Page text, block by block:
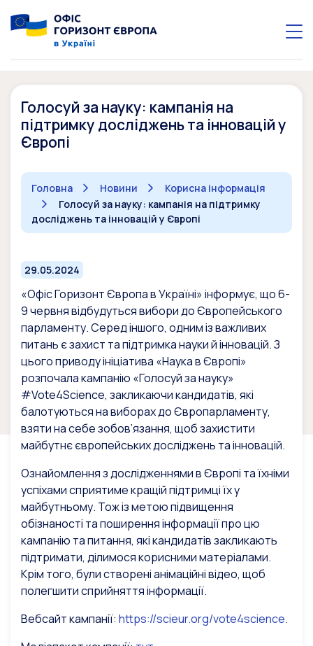
Голосуй за науку: кампанія на
підтримку досліджень та інновацій у
Європі
Головна Новини
Корисна інформація
Голосуй за науку: кампанія на підтримку
досліджень та інновацій у Європі
29.05.2024
«Офіс Горизонт Європа в Україні» інформує, що 6-
9 червня відбудуться вибори до Європейського
парламенту. Серед іншого, одним із важливих
питань є захист та підтримка науки й інновацій. З
цього приводу ініціатива «Наука в Європі»
розпочала кампанію «Голосуй за науку»
#Vote4Science, закликаючи кандидатів, які
балотуються на виборах до Європарламенту,
взяти на себе зобов’язання, щоб захистити
майбутнє європейських досліджень та інновацій.
Ознайомлення з дослідженнями в Європі та їхніми
успіхами сприятиме кращій підтримці їх у
майбутньому. Тож із метою підвищення
обізнаності та поширення інформації про цю
кампанію та питання, які кандидатів закликають
підтримати, ділимося корисними матеріалами.
Крім того, були створені анімаційні відео, щоб
полегшити сприйняття інформації.
Вебсайт кампанії: https://scieur.org/vote4science.